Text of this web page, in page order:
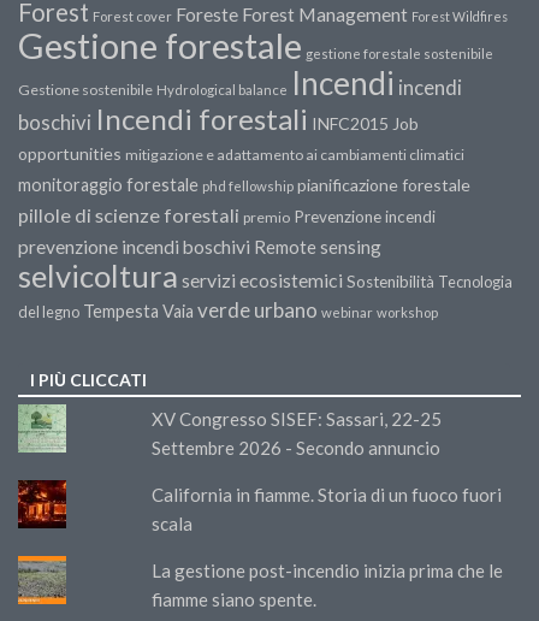
Forest Forest cover Foreste Forest Management Forest Wildfires
Gestione forestale gestione forestale sostenibile
Gestione sostenibile Hydrological balance Incendi incendi
boschivi Incendi forestali INFC2015 Job
opportunities mitigazione e adattamento ai cambiamenti climatici
monitoraggio forestale phd fellowship pianificazione forestale
pillole di scienze forestali premio Prevenzione incendi
prevenzione incendi boschivi Remote sensing
selvicoltura servizi ecosistemici Sostenibilità Tecnologia
del legno Tempesta Vaia verde urbano webinar workshop
I PIÙ CLICCATI
XV Congresso SISEF: Sassari, 22-25
Settembre 2026 - Secondo annuncio
California in fiamme. Storia di un fuoco fuori
scala
La gestione post-incendio inizia prima che le
fiamme siano spente.